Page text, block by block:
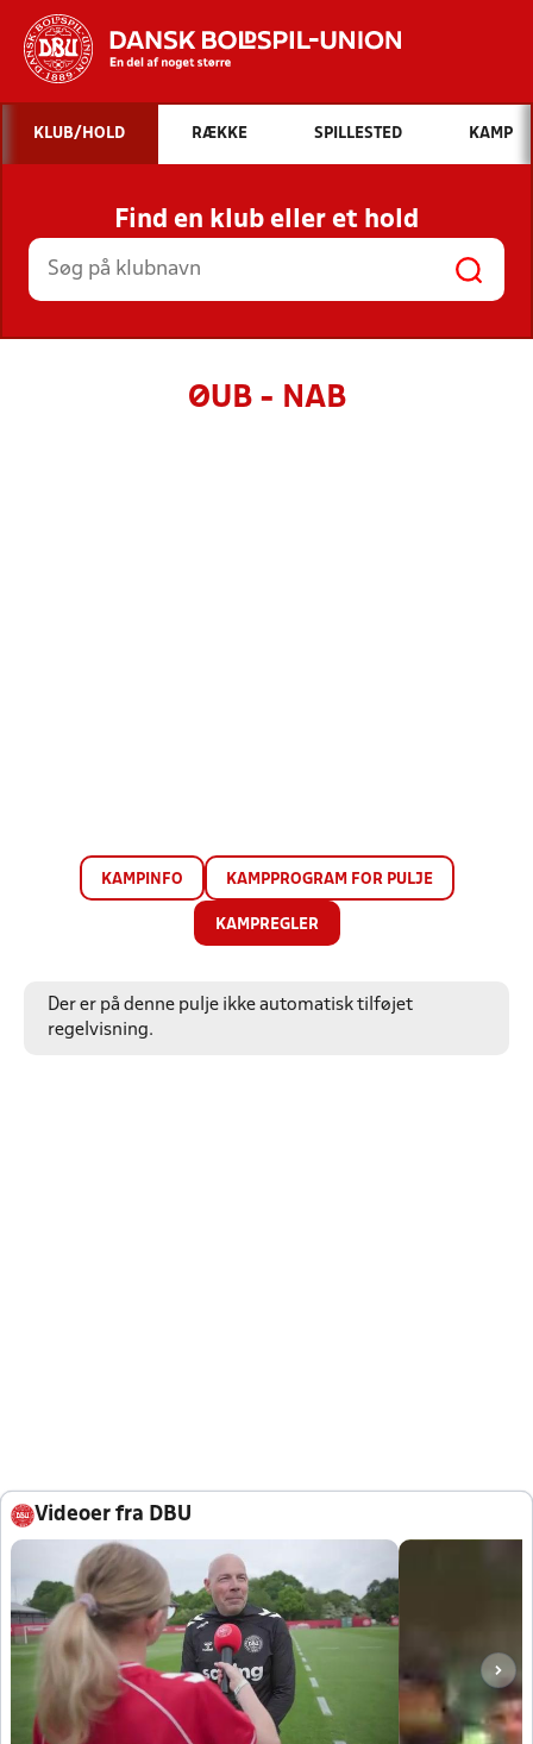
Hvad vil du søge efter?
INDHOLD OG NYHEDER
STILLINGER, RESULTATER, KLUBBER OG
HOLD
KLUB/HOLD RÆKKE SPILLESTED KAMP
Find en klub eller et hold
ØUB - NAB
KAMPINFO KAMPPROGRAM FOR PULJE
KAMPREGLER
Der er på denne pulje ikke automatisk tilføjet
regelvisning.
Videoer fra DBU